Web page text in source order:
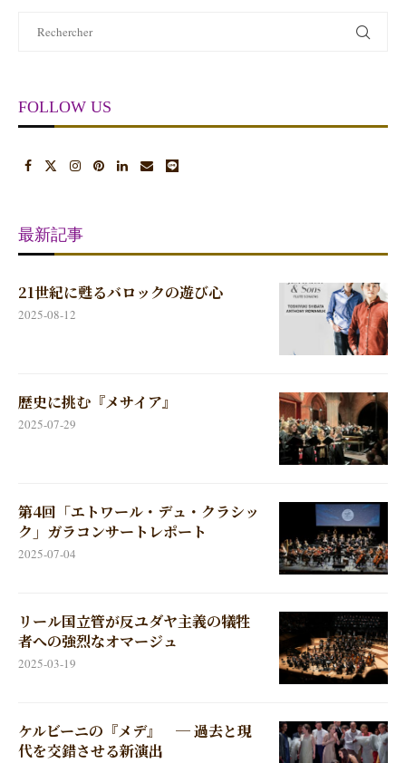
FOLLOW US
最新記事
21世紀に甦るバロックの遊び心
2025-08-12
歴史に挑む『メサイア』
2025-07-29
第4回「エトワール・デュ・クラシッ
ク」ガラコンサートレポート
2025-07-04
リール国立管が反ユダヤ主義の犠牲
者への強烈なオマージュ
2025-03-19
ケルビーニの『メデ』 ─ 過去と現
代を交錯させる新演出